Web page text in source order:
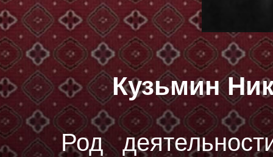
Кузьмин
Род